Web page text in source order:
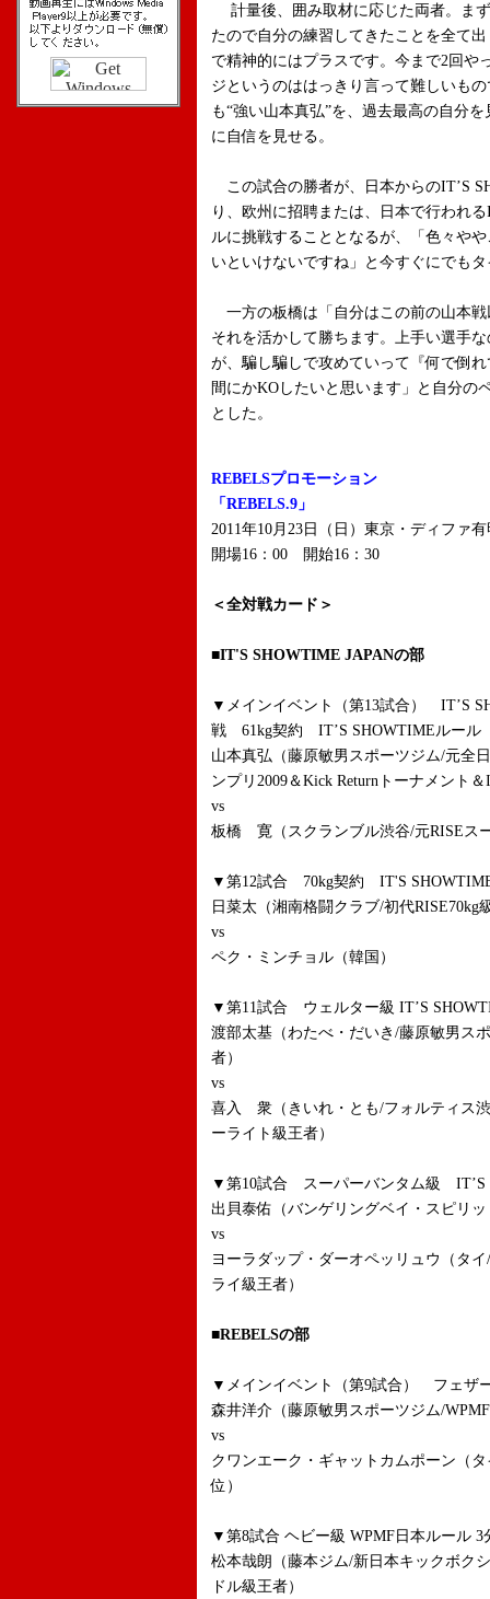
計量後、囲み取材に応じた両者。ま
たので自分の練習してきたことを全て
で精神的にはプラスです。今まで2回や
ジというのははっきり言って難しいも
も“強い山本真弘”を、過去最高の自分
に自信を見せる。
この試合の勝者が、日本からのIT’S
り、欧州に招聘または、日本で行われ
ルに挑戦することとなるが、「色々や
いといけないですね」と今すぐにでも
一方の板橋は「自分はこの前の山本
それを活かして勝ちます。上手い選手
が、騙し騙しで攻めていって『何で倒
間にかKOしたいと思います」と自分の
とした。
REBELSプロモーション
「REBELS.9」
2011年10月23日（日）東京・ディファ有
開場16：00 開始16：30
＜全対戦カード＞
■IT'S SHOWTIME JAPANの部
▼メインイベント（第13試合） IT’S
戦 61kg契約 IT’S SHOWTIMEルール
山本真弘（藤原敏男スポーツジム/元全
ンプリ2009＆Kick Returnトーナメント
vs
板橋 寛（スクランブル渋谷/元RISEス
▼第12試合 70kg契約 IT'S
日菜太（湘南格闘クラブ/初代RISE70kg
vs
ペク・ミンチョル（韓国）
▼第11試合 ウェルター級 IT’S
渡部太基（わたべ・だいき/藤原敏男ス
者）
vs
喜入 衆（きいれ・とも/フォルティス
ーライト級王者）
▼第10試合 スーパーバンタム級
出貝泰佑（バンゲリングベイ・スピリ
vs
ヨーラダップ・ダーオペッリュウ（タ
ライ級王者）
■REBELSの部
▼メインイベント（第9試合） フェ
森井洋介（藤原敏男スポーツジム/
vs
クワンエーク・ギャットカムポーン（
位）
▼第8試合 ヘビー級 WPMF日本ルール 3
松本哉朗（藤本ジム/新日本キックボク
ドル級王者）